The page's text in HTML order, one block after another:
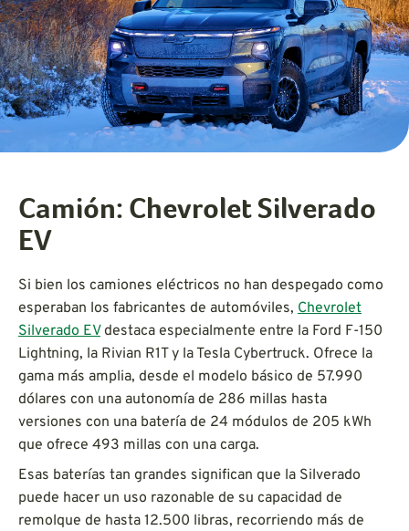
Camión: Chevrolet Silverado
EV
Si bien los camiones eléctricos no han despegado como
esperaban los fabricantes de automóviles, Chevrolet
Silverado EVdestaca especialmente entre la Ford F-150
Lightning, la Rivian R1T y la Tesla Cybertruck. Ofrece la
gama más amplia, desde el modelo básico de 57.990
dólares con una autonomía de 286 millas hasta
versiones con una batería de 24 módulos de 205 kWh
que ofrece 493 millas con una carga.
Esas baterías tan grandes significan que la Silverado
puede hacer un uso razonable de su capacidad de
remolque de hasta 12.500 libras, recorriendo más de